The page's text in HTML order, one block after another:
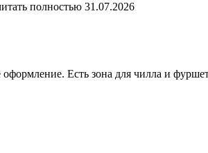
полностью 31.07.2026
Есть зона для чилла и